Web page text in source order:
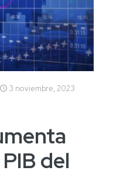
3 noviembre, 2023
del